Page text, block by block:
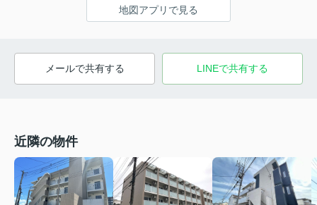
地図アプリで見る
メールで共有する LINEで共有する
近隣の物件